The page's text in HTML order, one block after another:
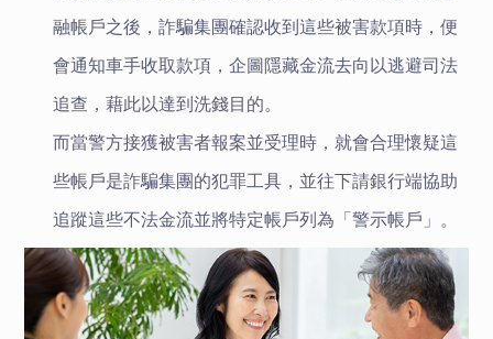
融帳戶之後，詐騙集團確認收到這些被害款項時，便
會通知車手收取款項，企圖隱藏金流去向以逃避司法
追查，藉此以達到洗錢目的。
而當警方接獲被害者報案並受理時，就會合理懷疑這
些帳戶是詐騙集團的犯罪工具，並往下請銀行端協助
追蹤這些不法金流並將特定帳戶列為「警示帳戶」。